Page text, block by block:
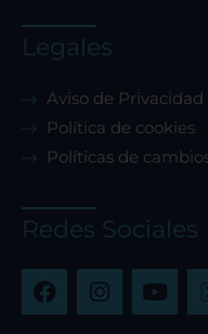
Legales
Aviso de Privacidad
Política de cookies
Políticas de
Redes Sociales
F
a
I
n
Y
o